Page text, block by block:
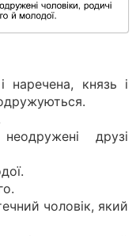
князь і
друзі
чоловік, який